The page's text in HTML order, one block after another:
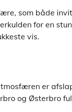
som både
for en
vis.
er
og Østerbro